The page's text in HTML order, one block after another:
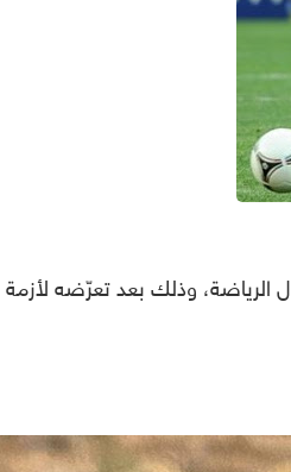
الرياضة، وذلك بعد تعرّضه لأزمة